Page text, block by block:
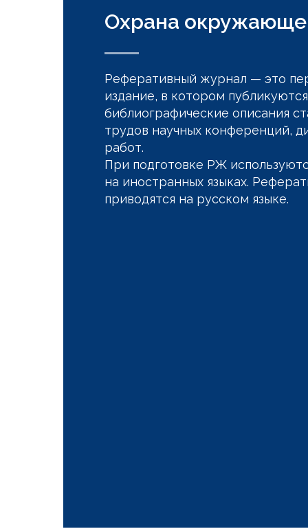
Охрана
Реферативный журнал — это
издание, в котором
библиографические описания
трудов научных конференций,
работ.
При подготовке РЖ
на иностранных языках.
приводятся на русском языке.